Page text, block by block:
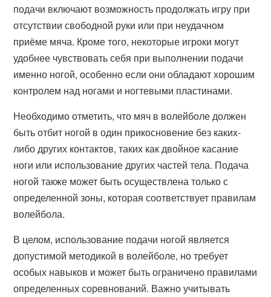
подачи включают возможность продолжать игру при
отсутствии свободной руки или при неудачном
приёме мяча. Кроме того, некоторые игроки могут
удобнее чувствовать себя при выполнении подачи
именно ногой, особенно если они обладают хорошим
контролем над ногами и ногтевыми пластинами.
Необходимо отметить, что мяч в волейболе должен
быть отбит ногой в один прикосновение без каких-
либо других контактов, таких как двойное касание
ноги или использование других частей тела. Подача
ногой также может быть осуществлена только с
определенной зоны, которая соответствует правилам
волейбола.
В целом, использование подачи ногой является
допустимой методикой в волейболе, но требует
особых навыков и может быть ограничено правилами
определенных соревнований. Важно учитывать